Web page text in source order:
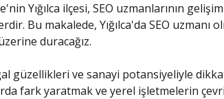
Yığılca ilçesi, SEO uzmanlarının
Bu makalede, Yığılca'da SEO uzmanı
duracağız.
güzellikleri ve sanayi potansiyeliyle
fark yaratmak ve yerel işletmelerin